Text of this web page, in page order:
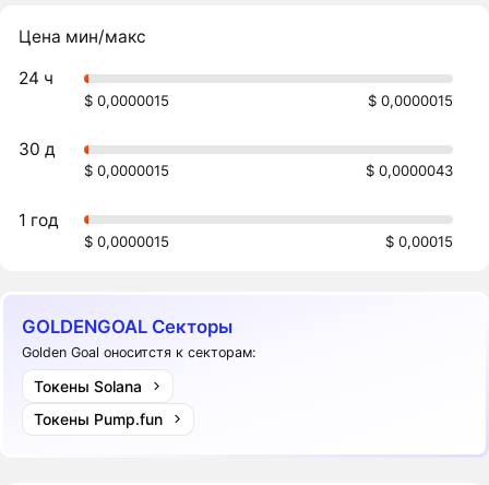
Цена мин/макс
24 ч
$ 0,0000015 $ 0,0000015
30 д
$ 0,0000015 $ 0,0000043
1 год
$ 0,0000015 $ 0,00015
GOLDENGOAL Секторы
Golden Goal оноситстя к секторам:
Токены Solana
Токены Pump.fun